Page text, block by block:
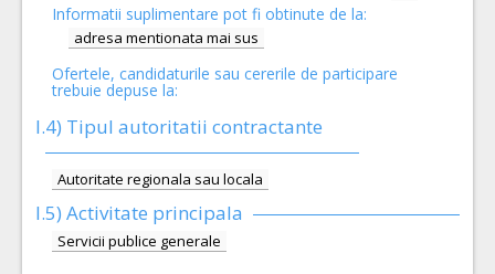
Informatii suplimentare pot fi obtinute de la:
adresa mentionata mai sus
Ofertele, candidaturile sau cererile de participare
trebuie depuse la:
I.4) Tipul autoritatii contractante
Autoritate regionala sau locala
I.5) Activitate principala
Servicii publice generale